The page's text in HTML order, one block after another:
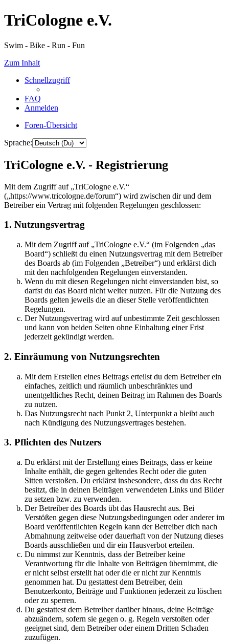
TriCologne e.V.
Swim - Bike - Run - Fun
Zum Inhalt
Schnellzugriff
FAQ
Anmelden
Foren-Übersicht
Sprache:
TriCologne e.V. - Registrierung
Mit dem Zugriff auf „TriCologne e.V.“
(„https://www.tricologne.de/forum“) wird zwischen dir und dem
Betreiber ein Vertrag mit folgenden Regelungen geschlossen:
1. Nutzungsvertrag
Mit dem Zugriff auf „TriCologne e.V.“ (im Folgenden „das
Board“) schließt du einen Nutzungsvertrag mit dem Betreiber
des Boards ab (im Folgenden „Betreiber“) und erklärst dich
mit den nachfolgenden Regelungen einverstanden.
Wenn du mit diesen Regelungen nicht einverstanden bist, so
darfst du das Board nicht weiter nutzen. Für die Nutzung des
Boards gelten jeweils die an dieser Stelle veröffentlichten
Regelungen.
Der Nutzungsvertrag wird auf unbestimmte Zeit geschlossen
und kann von beiden Seiten ohne Einhaltung einer Frist
jederzeit gekündigt werden.
2. Einräumung von Nutzungsrechten
Mit dem Erstellen eines Beitrags erteilst du dem Betreiber ein
einfaches, zeitlich und räumlich unbeschränktes und
unentgeltliches Recht, deinen Beitrag im Rahmen des Boards
zu nutzen.
Das Nutzungsrecht nach Punkt 2, Unterpunkt a bleibt auch
nach Kündigung des Nutzungsvertrages bestehen.
3. Pflichten des Nutzers
Du erklärst mit der Erstellung eines Beitrags, dass er keine
Inhalte enthält, die gegen geltendes Recht oder die guten
Sitten verstoßen. Du erklärst insbesondere, dass du das Recht
besitzt, die in deinen Beiträgen verwendeten Links und Bilder
zu setzen bzw. zu verwenden.
Der Betreiber des Boards übt das Hausrecht aus. Bei
Verstößen gegen diese Nutzungsbedingungen oder anderer im
Board veröffentlichten Regeln kann der Betreiber dich nach
Abmahnung zeitweise oder dauerhaft von der Nutzung dieses
Boards ausschließen und dir ein Hausverbot erteilen.
Du nimmst zur Kenntnis, dass der Betreiber keine
Verantwortung für die Inhalte von Beiträgen übernimmt, die
er nicht selbst erstellt hat oder die er nicht zur Kenntnis
genommen hat. Du gestattest dem Betreiber, dein
Benutzerkonto, Beiträge und Funktionen jederzeit zu löschen
oder zu sperren.
Du gestattest dem Betreiber darüber hinaus, deine Beiträge
abzuändern, sofern sie gegen o. g. Regeln verstoßen oder
geeignet sind, dem Betreiber oder einem Dritten Schaden
zuzufügen.